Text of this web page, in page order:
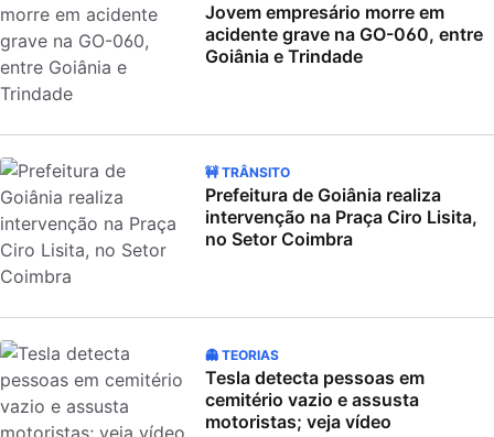
Jovem empresário morre em
acidente grave na GO-060, entre
Goiânia e Trindade
🚧 TRÂNSITO
Prefeitura de Goiânia realiza
intervenção na Praça Ciro Lisita,
no Setor Coimbra
👻 TEORIAS
Tesla detecta pessoas em
cemitério vazio e assusta
motoristas; veja vídeo